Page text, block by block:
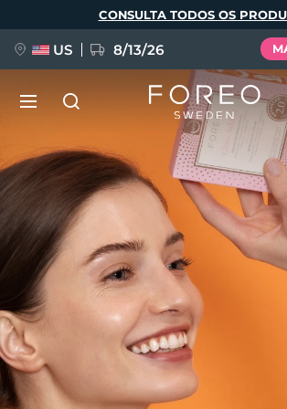
principal
CONSULTA TODOS OS
US 8/13/26
As
NOVIDADE
FAQ™ Pure Beauty-Tech Elixir
BREAKING NEWS
issa™ Teeth Whitening Set
Idioma
English Deutsch
Français
Italiano
Polski
Svenska
Türkçe
简体中文